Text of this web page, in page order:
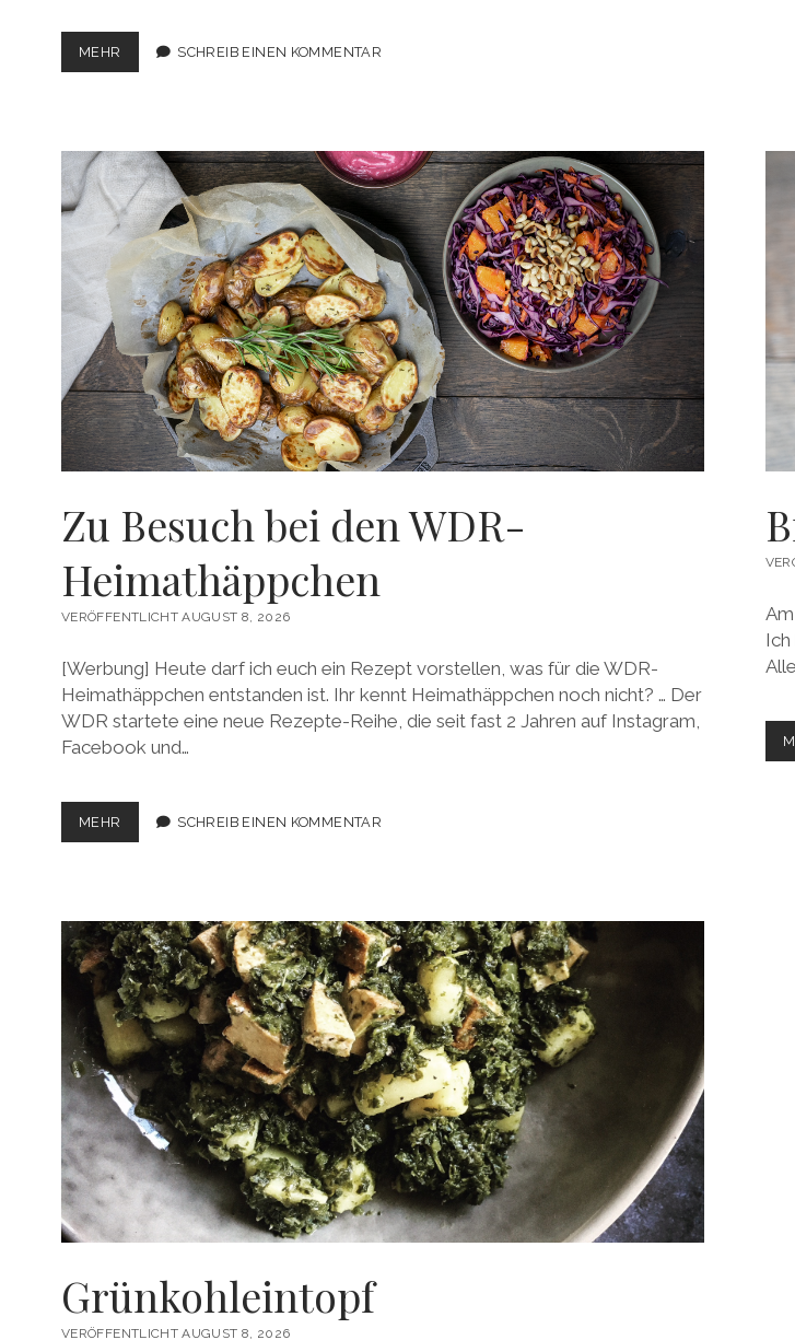
MEHR
WOCHE
RESÜMEE
SCHREIB EINEN KOMMENTAR
Zu Besuch bei den WDR-
Heimathäppchen
VERÖFFENTLICHT AUGUST 8, 2026
[Werbung] Heute darf ich euch ein Rezept vorstellen, was für die WDR-
Heimathäppchen entstanden ist. Ihr kennt Heimathäppchen noch nicht? … Der
WDR startete eine neue Rezepte-Reihe, die seit fast 2 Jahren auf Instagram,
Facebook und…
MEHR
BESUCH
HEIMATHÄPPCHEN
SCHREIB EINEN KOMMENTAR
Grünkohleintopf
VERÖFFENTLICHT AUGUST 8, 2026